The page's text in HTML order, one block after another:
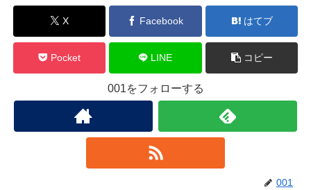
X Facebook はてブ
Pocket LINE コピー
001をフォローする
001